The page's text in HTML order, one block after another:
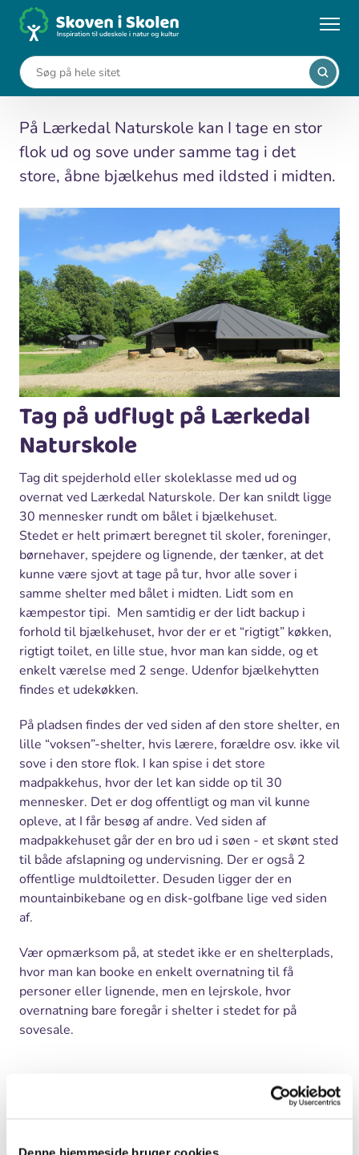
Denne hjemmeside bruger cookies
... Kort Lærkedal Naturskole
Lærkedal Naturskole
På Lærkedal Naturskole kan I tage en stor
flok ud og sove under samme tag i det
store, åbne bjælkehus med ildsted i midten.
Tag på udflugt på Lærkedal
Naturskole
Tag dit spejderhold eller skoleklasse med ud og
overnat ved Lærkedal Naturskole. Der kan snildt ligge
30 mennesker rundt om bålet i bjælkehuset.
Stedet er helt primært beregnet til skoler, foreninger,
børnehaver, spejdere og lignende, der tænker, at det
kunne være sjovt at tage på tur, hvor alle sover i
samme shelter med bålet i midten. Lidt som en
kæmpestor tipi. Men samtidig er der lidt backup i
forhold til bjælkehuset, hvor der er et “rigtigt” køkken,
rigtigt toilet, en lille stue, hvor man kan sidde, og et
enkelt værelse med 2 senge. Udenfor bjælkehytten
findes et udekøkken.
På pladsen findes der ved siden af den store shelter, en
lille “voksen”-shelter, hvis lærere, forældre osv. ikke vil
sove i den store flok. I kan spise i det store
madpakkehus, hvor der let kan sidde op til 30
mennesker. Det er dog offentligt og man vil kunne
opleve, at I får besøg af andre. Ved siden af
madpakkehuset går der en bro ud i søen - et skønt sted
til både afslapning og undervisning. Der er også 2
offentlige muldtoiletter. Desuden ligger der en
mountainbikebane og en disk-golfbane lige ved siden
af.
Vær opmærksom på, at stedet ikke er en shelterplads,
hvor man kan booke en enkelt overnatning til få
personer eller lignende, men en lejrskole, hvor
overnatning bare foregår i shelter i stedet for på
sovesale.